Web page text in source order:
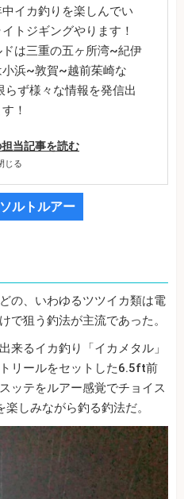
イカ釣りを楽しんでい
トジギングやります！
は三重の五ヶ所湾~紀伊
浜~敦賀~越前茱崎な
らず様々な情報を発信出
！
当記事を読む
じる
ソルトルアー
の、いわゆるツツイカ類は電
で狙う釣法が主流であった。
来るイカ釣り「イカメタル」
リールをセットした6.5ft前
ッテをルアー感覚でチョイス
しみながら釣る釣法だ。